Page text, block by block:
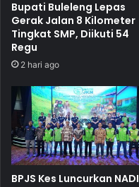
Bupati Buleleng Lepas
Gerak Jalan 8 Kilometer
Tingkat SMP, Diikuti 54
Regu
2 hari ago
BPJS Kes Luncurkan NADI